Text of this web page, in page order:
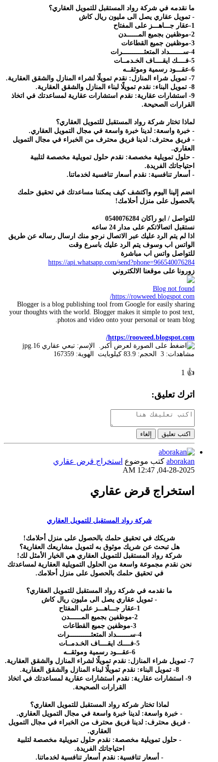
ما نقدمه في شركة رواد المستقبل للتمويل العقاري؟
- تمويل عقاري يصل الى مليون ريال كاش
1-عقار جـــاهـــز على المفتاح
2-موظفين بجميع المــــــدن
3-موظفين جميع القطاعات
4-ســـــــداد المتعثـــــــــــرات
5-فــــك ايقــــاف الخـدمــات
6-عقـــود رسمية وموثقــه
7- تمويل شراء المنازل: نقدم تمويلًا لشراء المنازل والشقق العقارية.
8- تمويل البناء: نقدم تمويلًا لبناء المنازل والشقق العقارية.
9- استشارات عقارية: نقدم استشارات عقارية لمساعدتك في اتخاذ
القرارات الصحيحة.
لماذا تختار شركة رواد المستقبل للتمويل العقاري؟
- خبرة واسعة: لدينا خبرة واسعة في مجال التمويل العقاري.
- فريق محترف: لدينا فريق محترف من الخبراء في مجال التمويل
العقاري.
- حلول تمويلية مخصصة: نقدم حلول تمويلية مخصصة لتلبية
احتياجاتك الفريدة.
- أسعار تنافسية: نقدم أسعار تنافسية لخدماتنا.
انضم إلينا اليوم واكتشف كيف يمكننا مساعدتك في تحقيق حلمك
بالحصول على منزل أحلامك!
للتواصل / ابو راكان 0540076284
نستقبل اتصالاتكم على مدار 24 ساعه
اذا لم يتم الرد عليك عبر الاتصال نرجو منك ارسال رساله عن طريق
الواتس اب وسوف يتم الرد عليك باسرع وقت
للتواصل واتس اب مباشرة
https://api.whatsapp.com/send?phone=966540076284
زورونا على موقعنا الالكتروني
Blog not found
https://rowweed.blogspot.com/
Blogger is a blog publishing tool from Google for easily sharing
your thoughts with the world. Blogger makes it simple to post text,
photos and video onto your personal or team blog.
https://rooweed.blogspot.com/
👍
1
اترك تعليق:
اكتب تعليق إلغاء
aborakan كتب موضوع استخراج قرض عقاري
04-28-2025, 12:47 AM
استخراج قرض عقاري
شركة رواد المستقبل للتمويل العقاري
شريكك في تحقيق حلمك بالحصول على منزل أحلامك!
هل تبحث عن شريك موثوق به لتمويل مشاريعك العقارية؟
شركة رواد المستقبل للتمويل العقاري هي الخيار الأمثل لك!
نحن نقدم مجموعة واسعة من الحلول التمويلية العقارية لمساعدتك
في تحقيق حلمك بالحصول على منزل أحلامك.
ما نقدمه في شركة رواد المستقبل للتمويل العقاري؟
- تمويل عقاري يصل الى مليون ريال كاش
1-عقار جـــاهـــز على المفتاح
2-موظفين بجميع المــــــدن
3-موظفين جميع القطاعات
4-ســـــــداد المتعثـــــــــــرات
5-فــــك ايقــــاف الخـدمــات
6-عقـــود رسمية وموثقــه
7- تمويل شراء المنازل: نقدم تمويلًا لشراء المنازل والشقق العقارية.
8- تمويل البناء: نقدم تمويلًا لبناء المنازل والشقق العقارية.
9- استشارات عقارية: نقدم استشارات عقارية لمساعدتك في اتخاذ
القرارات الصحيحة.
لماذا تختار شركة رواد المستقبل للتمويل العقاري؟
- خبرة واسعة: لدينا خبرة واسعة في مجال التمويل العقاري.
- فريق محترف: لدينا فريق محترف من الخبراء في مجال التمويل
العقاري.
- حلول تمويلية مخصصة: نقدم حلول تمويلية مخصصة لتلبية
احتياجاتك الفريدة.
- أسعار تنافسية: نقدم أسعار تنافسية لخدماتنا.